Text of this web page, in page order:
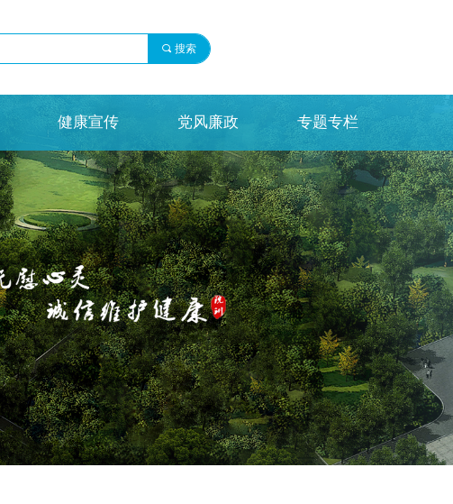
끠 搜索
健康宣传
健康宣传
党风廉政
党风廉政
专题专栏
专题专栏